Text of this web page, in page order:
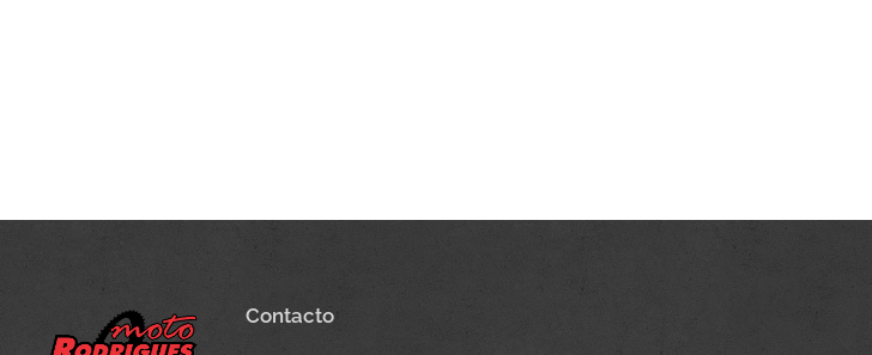
Contacto